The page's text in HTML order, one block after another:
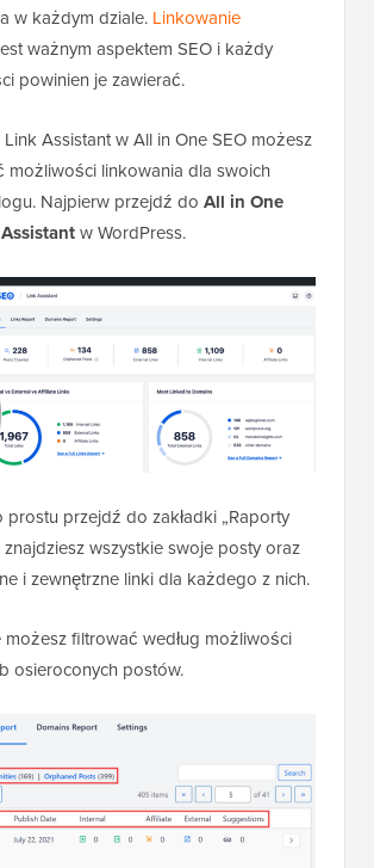
w każdym dziale. Linkowanie
ważnym aspektem SEO i każdy
powinien je zawierać.
Assistant w All in One SEO możesz
możliwości linkowania dla swoich
Najpierw przejdź do All in One
w WordPress.
prostu przejdź do zakładki „Raporty
znajdziesz wszystkie swoje posty oraz
i zewnętrzne linki dla każdego z nich.
możesz filtrować według możliwości
osieroconych postów.